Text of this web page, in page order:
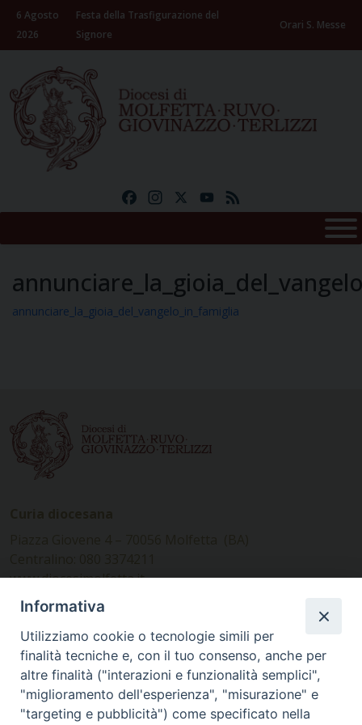
Skip
content
6 Agosto
2026
Festa della Trasfigurazione del
Signore
Orari S. Messe
FacebookInstagramYouTube
annunciare_la_gioia_del_vangelo_in_famiglia
www.diocesimolfetta.it –
diocesimolfetta@pec.chiesacattolica.it
Ufficio Comunicazioni sociali
Piazza Giovene 4 – 70056 Molfetta (BA)
comunicazionisociali@diocesimolfetta.it
Informativa
Utilizziamo cookie o tecnologie simili per
finalità tecniche e, con il tuo consenso, anche per
altre finalità ("interazioni e funzionalità semplici",
"miglioramento dell'esperienza", "misurazione" e
"targeting e pubblicità") come specificato nella